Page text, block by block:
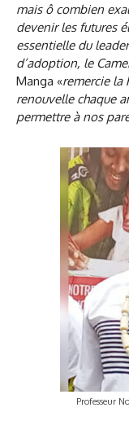
mais ô combien
devenir les futures
essentielle du
d’adoption, le
Manga «remercie la
renouvelle chaque
permettre à nos
Professeur